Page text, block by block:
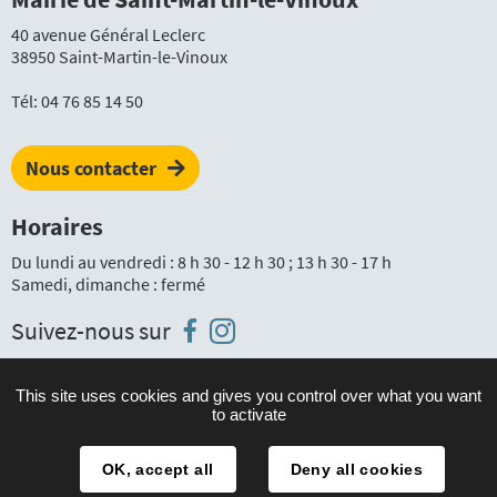
40 avenue Général Leclerc
38950 Saint-Martin-le-Vinoux
Tél: 04 76 85 14 50
Nous contacter
Horaires
Du lundi au vendredi : 8 h 30 - 12 h 30 ; 13 h 30 - 17 h
Samedi, dimanche : fermé
Suivez-nous sur Facebook
Instagram
Mentions légales
This site uses cookies and gives you control over what you want
to activate
OK, accept all Deny all cookies